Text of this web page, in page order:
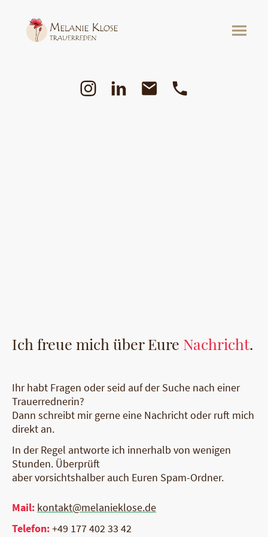
Ich freue mich über Eure Nachricht.
Ihr habt Fragen oder seid auf der Suche nach einer
Trauerrednerin?
Dann schreibt mir gerne eine Nachricht oder ruft mich
direkt an.
In der Regel antworte ich innerhalb von wenigen
Stunden. Überprüft
aber vorsichtshalber auch Euren Spam-Ordner.
Mail: kontakt@melanieklose.de
Telefon:+49 177 402 33 42